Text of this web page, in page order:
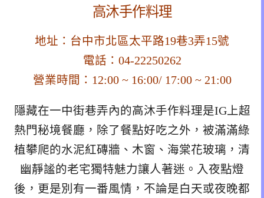
高沐手作料理
地址：台中市北區太平路19巷3弄15號
電話：04-22250262
營業時間：12:00 ~ 16:00/ 17:00 ~ 21:00
隱藏在一中街巷弄內的高沐手作料理是IG上超
熱門秘境餐廳，除了餐點好吃之外，被滿滿綠
植攀爬的水泥紅磚牆、木窗、海棠花玻璃，清
幽靜謐的老宅獨特魅力讓人著迷。入夜點燈
後，更是別有一番風情，不論是白天或夜晚都